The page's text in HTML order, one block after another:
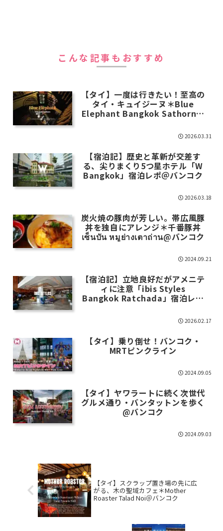
こんな記事もおすすめ
【タイ】一度は行きたい！至高の
タイ・キュイジーヌ＊Blue
Elephant Bangkok Sathorn＠
2026.03.31
【宿泊記】歴史と革新が交差す
る、尖りまくり5つ星ホテル「W
Bangkok」宿泊レポ＠バンコク
2026.03.18
炭火焼の豚肉が芳しい。帯広風豚
丼を独自にアレンジ＊千番豚丼
เซ็นบัน หมูย่างเตาถ่าน@バンコク
2024.09.21
【宿泊記】立地良好だがアメニテ
ィに注意「ibis Styles
Bangkok Ratchada」宿泊レポ
2026.02.17
【タイ】乗り倒せ！バンコク・
MRTピンクライン
2024.09.05
【タイ】ヤワラートに続く次世代
グルメ通り・バンタットンを歩く
@バンコク
2024.09.03
【タイ】スクラップ置き場の先に広
がる、木の聖域カフェ＊Mother
Roaster Talad Noi＠バンコク